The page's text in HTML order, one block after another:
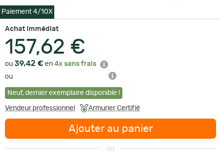
Paiement 4/10X
Achat immédiat
157,62 €
ou 39,42 € en 4x sans frais
ou
Neuf, dernier exemplaire disponible !
Vendeur professionnel Armurier Certifié
Ajouter au panier
ou